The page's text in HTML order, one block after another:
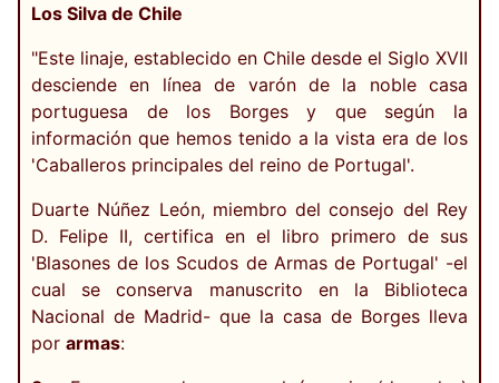
Los Silva de Chile
"Este linaje, establecido en Chile desde el Siglo XVII
desciende en línea de varón de la noble casa
portuguesa de los Borges y que según la
información que hemos tenido a la vista era de los
'Caballeros principales del reino de Portugal'.
Duarte Núñez León, miembro del consejo del Rey
D. Felipe II, certifica en el libro primero de sus
'Blasones de los Scudos de Armas de Portugal' -el
cual se conserva manuscrito en la Biblioteca
Nacional de Madrid- que la casa de Borges lleva
por armas: